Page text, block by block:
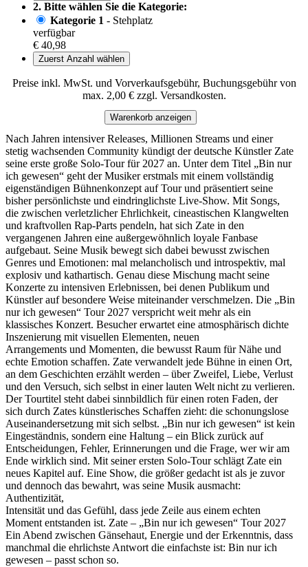
2. Bitte wählen Sie die Kategorie:
Kategorie 1 - Stehplatz
verfügbar
€ 40,98
Zuerst Anzahl wählen
Preise inkl. MwSt. und Vorverkaufsgebühr, Buchungsgebühr von
max. 2,00 € zzgl. Versandkosten.
Warenkorb anzeigen
Nach Jahren intensiver Releases, Millionen Streams und einer
stetig wachsenden Community kündigt der deutsche Künstler Zate
seine erste große Solo-Tour für 2027 an. Unter dem Titel „Bin nur
ich gewesen“ geht der Musiker erstmals mit einem vollständig
eigenständigen Bühnenkonzept auf Tour und präsentiert seine
bisher persönlichste und eindringlichste Live-Show. Mit Songs,
die zwischen verletzlicher Ehrlichkeit, cineastischen Klangwelten
und kraftvollen Rap-Parts pendeln, hat sich Zate in den
vergangenen Jahren eine außergewöhnlich loyale Fanbase
aufgebaut. Seine Musik bewegt sich dabei bewusst zwischen
Genres und Emotionen: mal melancholisch und introspektiv, mal
explosiv und kathartisch. Genau diese Mischung macht seine
Konzerte zu intensiven Erlebnissen, bei denen Publikum und
Künstler auf besondere Weise miteinander verschmelzen. Die „Bin
nur ich gewesen“ Tour 2027 verspricht weit mehr als ein
klassisches Konzert. Besucher erwartet eine atmosphärisch dichte
Inszenierung mit visuellen Elementen, neuen
Arrangements und Momenten, die bewusst Raum für Nähe und
echte Emotion schaffen. Zate verwandelt jede Bühne in einen Ort,
an dem Geschichten erzählt werden – über Zweifel, Liebe, Verlust
und den Versuch, sich selbst in einer lauten Welt nicht zu verlieren.
Der Tourtitel steht dabei sinnbildlich für einen roten Faden, der
sich durch Zates künstlerisches Schaffen zieht: die schonungslose
Auseinandersetzung mit sich selbst. „Bin nur ich gewesen“ ist kein
Eingeständnis, sondern eine Haltung – ein Blick zurück auf
Entscheidungen, Fehler, Erinnerungen und die Frage, wer wir am
Ende wirklich sind. Mit seiner ersten Solo-Tour schlägt Zate ein
neues Kapitel auf. Eine Show, die größer gedacht ist als je zuvor
und dennoch das bewahrt, was seine Musik ausmacht:
Authentizität,
Intensität und das Gefühl, dass jede Zeile aus einem echten
Moment entstanden ist. Zate – „Bin nur ich gewesen“ Tour 2027
Ein Abend zwischen Gänsehaut, Energie und der Erkenntnis, dass
manchmal die ehrlichste Antwort die einfachste ist: Bin nur ich
gewesen – passt schon so.